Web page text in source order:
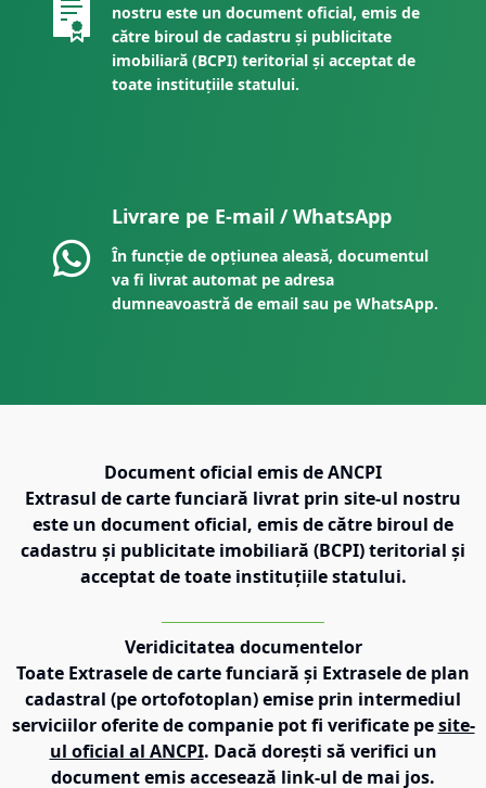
nostru este un document oficial, emis de
către biroul de cadastru și publicitate
imobiliară (BCPI) teritorial și acceptat de
toate instituțiile statului.
Livrare pe E-mail / WhatsApp
În funcție de opțiunea aleasă, documentul
va fi livrat automat pe adresa
dumneavoastră de email sau pe WhatsApp.
Document oficial emis de ANCPI
Extrasul de carte funciară livrat prin site-ul nostru
este un document oficial, emis de către biroul de
cadastru și publicitate imobiliară (BCPI) teritorial și
acceptat de toate instituțiile statului.
Veridicitatea documentelor
Toate Extrasele de carte funciară și Extrasele de plan
cadastral (pe ortofotoplan) emise prin intermediul
serviciilor oferite de companie pot fi verificate pe site-
ul oficial al ANCPI. Dacă dorești să verifici un
document emis accesează link-ul de mai jos.